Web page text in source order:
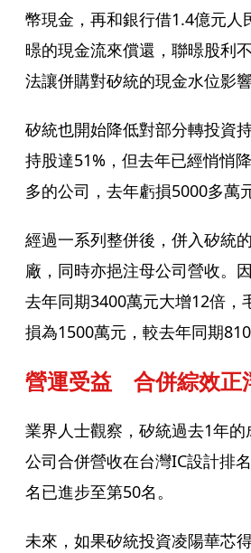
幣現金，再和銀行借1.4億元
暻的現金流來償還，聯暻股利
法讓併購對矽統的現金水位影響
矽統也開始降低對部分轉投資
持股達51%，但去年已經悄悄
多的公司，去年虧損5000多萬元
經過一系列整併後，併入矽統
廠，同時亦挹注母公司營收。
去年同期3400萬元大增12倍，
損為1500萬元，較去年同期
營運受益　合併綜效正
業界人士觀察，矽統過去1年
公司合併營收在台灣IC設計排
名已進步至第50名。
未來，如果矽統投資凌陽華芯